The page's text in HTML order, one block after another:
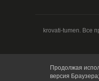
krovati-tumen. Все
Продолжая
версия